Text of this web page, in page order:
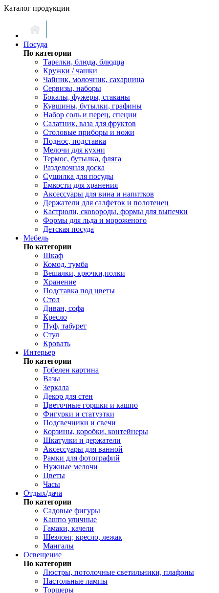
Каталог продукции
Посуда
По категории
Тарелки, блюда, блюдца
Кружки / чашки
Чайник, молочник, сахарница
Сервизы, наборы
Бокалы, фужеры, стаканы
Кувшины, бутылки, графины
Набор соль и перец, специи
Салатник, ваза для фруктов
Столовые приборы и ножи
Поднос, подставка
Мелочи для кухни
Термос, бутылка, фляга
Разделочная доска
Сушилка для посуды
Емкости для хранения
Аксессуары для вина и напитков
Держатели для салфеток и полотенец
Кастрюли, сковороды, формы для выпечки
Формы для льда и мороженого
Детская посуда
Мебель
По категории
Шкаф
Комод, тумба
Вешалки, крючки,полки
Хранение
Подставка под цветы
Стол
Диван, софа
Кресло
Пуф, табурет
Стул
Кровать
Интерьер
По категории
Гобелен картина
Вазы
Зеркала
Декор для стен
Цветочные горшки и кашпо
Фигурки и статуэтки
Подсвечники и свечи
Корзины, коробки, контейнеры
Шкатулки и держатели
Аксессуары для ванной
Рамки для фотографий
Нужные мелочи
Цветы
Часы
Отдых/дача
По категории
Садовые фигуры
Кашпо уличные
Гамаки, качели
Шезлонг, кресло, лежак
Мангалы
Освещение
По категории
Люстры, потолочные светильники, плафоны
Настольные лампы
Торшеры